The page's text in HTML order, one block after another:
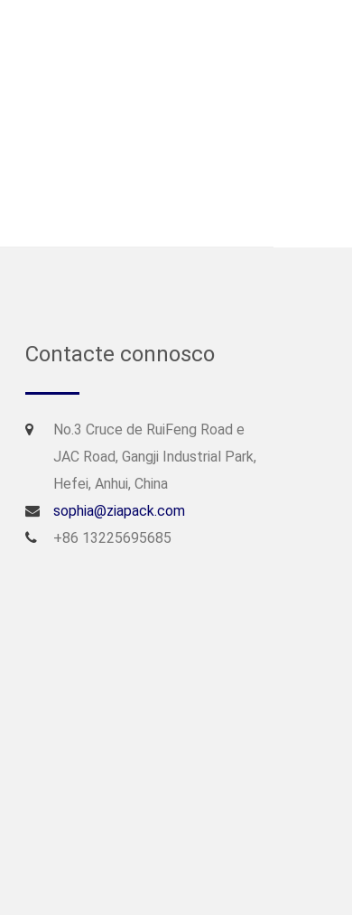
Contacte connosco
No.3 Cruce de RuiFeng Road e
JAC Road, Gangji Industrial Park,
Hefei, Anhui, China
sophia@ziapack.com
+86 13225695685